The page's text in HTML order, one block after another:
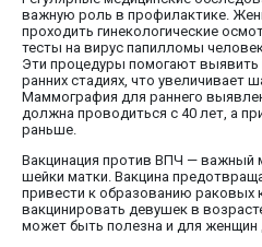
важную роль в профилактике.
проходить гинекологические
тесты на вирус папилломы
Эти процедуры помогают
ранних стадиях, что увеличивает
Маммография для раннего
должна проводиться с 40 лет, а
раньше.
Вакцинация против ВПЧ — важный
шейки матки. Вакцина
привести к образованию раковых
вакцинировать девушек в
может быть полезна и для женщин